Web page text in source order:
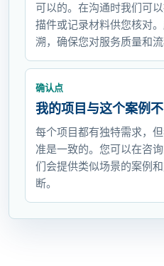
可以的。在沟通时我们可
描件或记录材料供您核对
溯，确保您对服务质量和流
确认点
我的项目与这个案例不
每个项目都有独特需求，
准是一致的。您可以在咨
们会提供类似场景的案例
断。